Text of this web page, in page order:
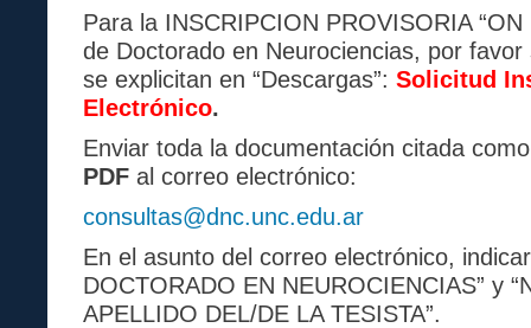
Para la INSCRIPCION PROVISORIA
de Doctorado en Neurociencias, por
se explicitan en “Descargas”: Solicitud
Electrónico.
Enviar toda la documentación citada
PDF al correo electrónico:
consultas@dnc.unc.edu.ar
En el asunto del correo electrónico,
DOCTORADO EN NEUROCIENCIAS” y
APELLIDO DEL/DE LA TESISTA”.